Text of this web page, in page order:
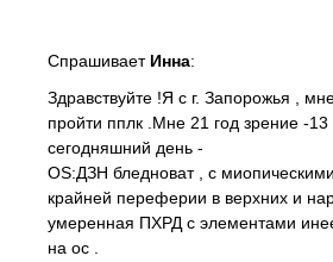
Спрашивает Инна:
Здравствуйте !Я с г. Запорожья ,
пройти пплк .Мне 21 год зрение -13
сегодняшний день -
OS:ДЗН бледноват , с
крайней переферии в верхних и
умеренная ПХРД с элементами
на ос .